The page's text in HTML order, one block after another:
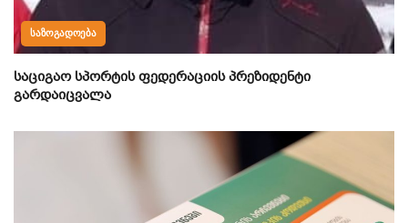
ᲡᲐᲖᲝᲒᲐᲓᲝᲔᲑᲐ
საციგაო სპორტის ფედერაციის პრეზიდენტი
გარდაიცვალა